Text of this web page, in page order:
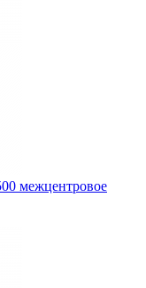
межцентровое